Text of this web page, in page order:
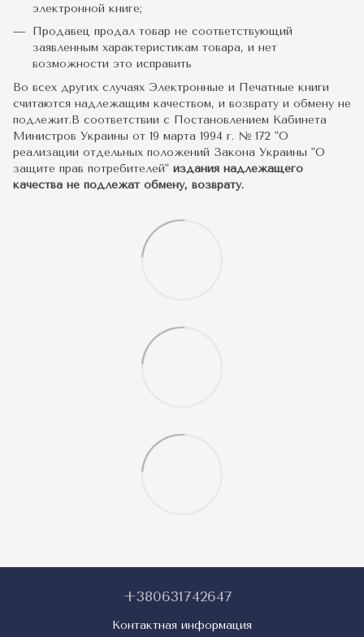
электронной книге;
Продавец продал товар не соответствующий
заявленным характеристикам товара, и нет
возможности это исправить
Во всех других случаях Электронные и Печатные книги
считаются надлежащим качеством, и возврату и обмену не
подлежит.В соответствии с Постановлением Кабинета
Министров Украины от 19 марта 1994 г. № 172 "О
реализации отдельных положений Закона Украины "О
защите прав потребителей" издания надлежащего
качества не подлежат обмену, возврату.
+380631742647
Контактная информация